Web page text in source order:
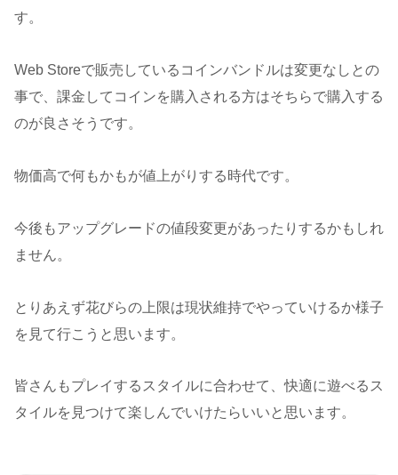
す。
Web Storeで販売しているコインバンドルは変更なしとの
事で、課金してコインを購入される方はそちらで購入する
のが良さそうです。
物価高で何もかもが値上がりする時代です。
今後もアップグレードの値段変更があったりするかもしれ
ません。
とりあえず花びらの上限は現状維持でやっていけるか様子
を見て行こうと思います。
皆さんもプレイするスタイルに合わせて、快適に遊べるス
タイルを見つけて楽しんでいけたらいいと思います。